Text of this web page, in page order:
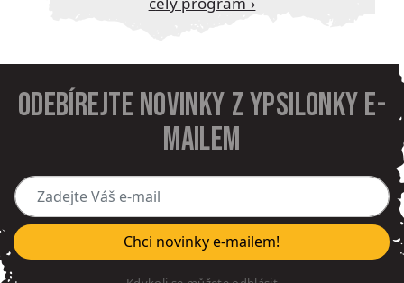
Odebírejte novinky z Ypsilonky e-
mailem
Zadejte Váš e-mail
Chci novinky e-mailem!